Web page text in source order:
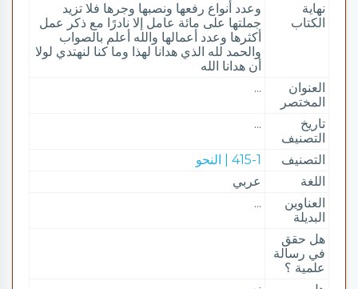
نهاية
الكتاب
وعدد أنواع رفعها ونصبها وجرها فلا تزيد
جملتها على مائة عامل إلا نادرًا مع ذكر عمل
أكثرها وعدد أعمالها والله أعلم بالصواب
والحمد لله الذي هدانا لهذا وما كنا لنهتدي لولا
أن هدانا الله
العنوان
المختصر
...
تاريخ
التصنيف
...
التصنيف
415-1 | النحو
اللغة
عربي
العناوين
البديلة
...
هل حقق
في رسالة
علمية ؟